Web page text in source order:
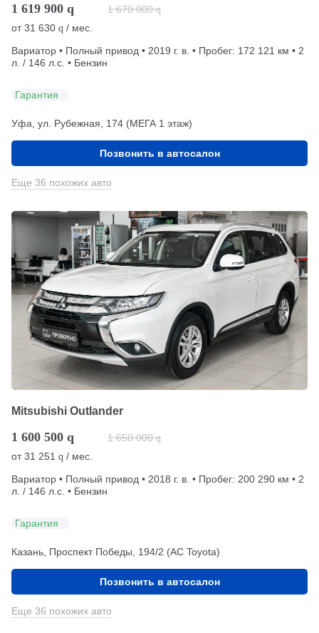
1 619 900 q 1 670 000 q
от31 630 q / мес.
Вариатор • Полный привод • 2019 г. в. • Пробег: 172 121 км • 2
л. / 146 л.с. • Бензин
Гарантия
Уфа, ул. Рубежная, 174 (МЕГА 1 этаж)
Позвонить в автосалон
Еще 36 похожих авто
Mitsubishi Outlander
1 600 500 q 1 650 000 q
от31 251 q / мес.
Вариатор • Полный привод • 2018 г. в. • Пробег: 200 290 км • 2
л. / 146 л.с. • Бензин
Гарантия
Казань, Проспект Победы, 194/2 (АС Toyota)
Позвонить в автосалон
Еще 36 похожих авто